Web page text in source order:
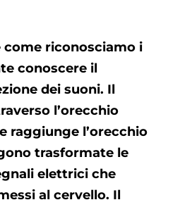
come riconosciamo i
conoscere il
dei suoni. Il
l’orecchio
raggiunge l’orecchio
trasformate le
elettrici che
al cervello. Il